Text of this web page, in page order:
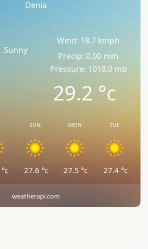
Denia
Sunny
Wind: 18.7 kmph
Precip: 0.00 mm
Pressure: 1018.0 mb
29.2°c
°c
SUN
27.6 °c
MON
27.5 °c
TUE
27.4 °c
weatherapi.com